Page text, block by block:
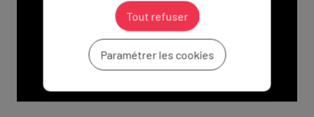
YouTube est désactivé. Autoriser
Tout refuser
Paramétrer les cookies